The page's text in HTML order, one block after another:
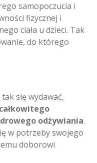
samopoczucia i
fizycznej i
ciała u dzieci. Tak
do którego
się wydawać,
odżywiania.
w potrzeby swojego
doborowi